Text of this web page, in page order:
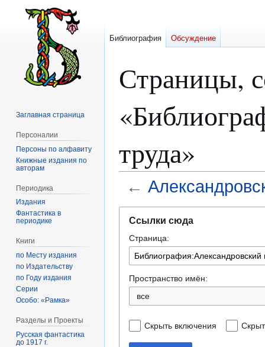
Страницы,
труда»
←
навигации
поиску
Ссылки сюда
Страница:
Пространство имён:
все
Скрыть включения
Библиография Обсуждение
Заглавная страница
Персоналии
Персоны по алфавиту
Книжные издания по
авторам
Периодика
Издания
Фантастика в
периодике
Книги
по Месту издания
по Издательству
по Году издания
Серии
Особо: «Рамка»
Разделы и Проекты
Русская фантастика
до 1917 г.